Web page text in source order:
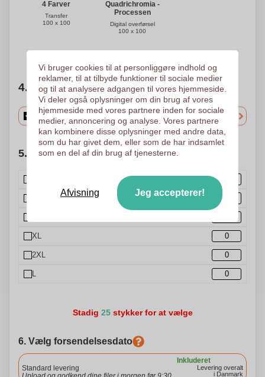
4 Farver
Transfer
100 x 100
Quadrichromia -
Processen
Digital overførsel
100 x 100
4. Vælg mængden
5. Vælg dine mængder (Size)
XL
2XL
L
Stadig 25 stykker for at vælge
6. Vælg forsendelsesdato
Inkluderet
Standard levering
Levering overalt
i Danmark
Vi bruger cookies til at personliggøre indhold og
reklamer, til at tilbyde funktioner til sociale medier
og til at analysere adgangen til vores hjemmeside.
Vi deler også oplysninger om din brug af vores
hjemmeside med vores partnere inden for sociale
medier, annoncering og analyse. Vores partnere
kan kombinere disse oplysninger med andre data,
som du har givet dem, eller som de har indsamlet
som en del af din brug af tjenesterne.
Afvisning Jeg accepterer!